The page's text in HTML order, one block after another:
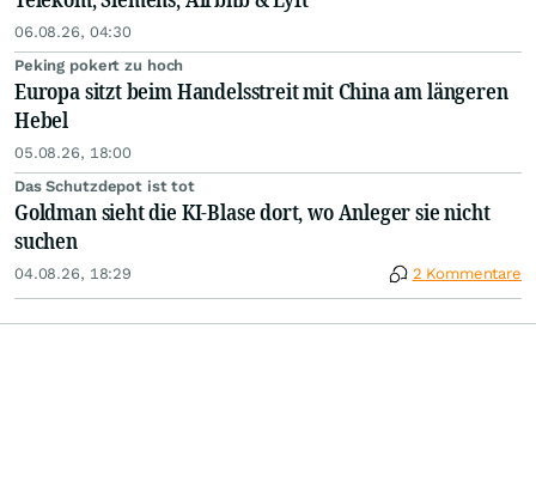
06.08.26, 04:30
Peking pokert zu hoch
Europa sitzt beim Handelsstreit mit China am längeren
Hebel
05.08.26, 18:00
Das Schutzdepot ist tot
Goldman sieht die KI-Blase dort, wo Anleger sie nicht
suchen
04.08.26, 18:29 2 Kommentare